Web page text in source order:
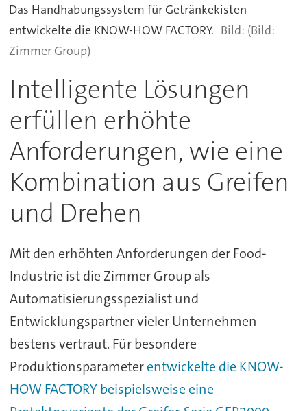
Das Handhabungssystem für Getränkekisten
entwickelte die KNOW-HOW FACTORY.
(Bild:
Zimmer Group)
Intelligente Lösungen
erfüllen erhöhte
Anforderungen, wie eine
Kombination aus Greifen
und Drehen
Mit den erhöhten Anforderungen der Food-
Industrie ist die Zimmer Group als
Automatisierungsspezialist und
Entwicklungspartner vieler Unternehmen
bestens vertraut. Für besondere
Produktionsparameterentwickelte die KNOW-
HOW FACTORY beispielsweise eine